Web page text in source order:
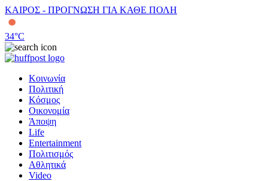
ΚΑΙΡΟΣ - ΠΡΟΓΝΩΣΗ ΓΙΑ ΚΑΘΕ ΠΟΛΗ
34°C
Κοινωνία
Πολιτική
Κόσμος
Οικονομία
Άποψη
Life
Entertainment
Πολιτισμός
Αθλητικά
Video